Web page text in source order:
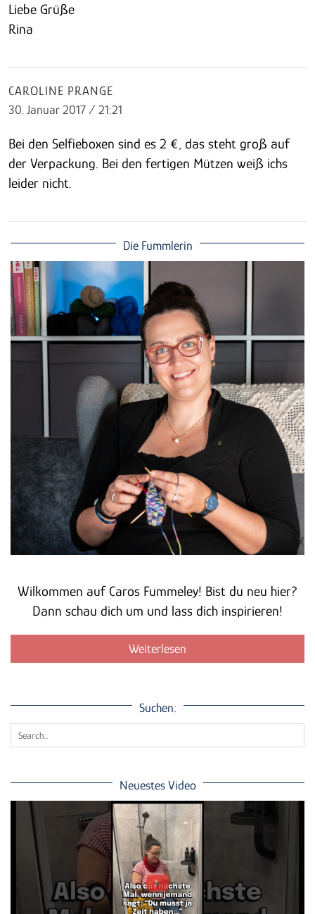
Liebe Grüße
Rina
CAROLINE PRANGE
30. Januar 2017 / 21:21
Bei den Selfieboxen sind es 2 €, das steht groß auf
der Verpackung. Bei den fertigen Mützen weiß ichs
leider nicht.
Die Fummlerin
Wilkommen auf Caros Fummeley! Bist du neu hier?
Dann schau dich um und lass dich inspirieren!
Weiterlesen
Suchen:
Neuestes Video